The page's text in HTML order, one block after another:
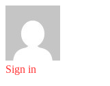
Sign in